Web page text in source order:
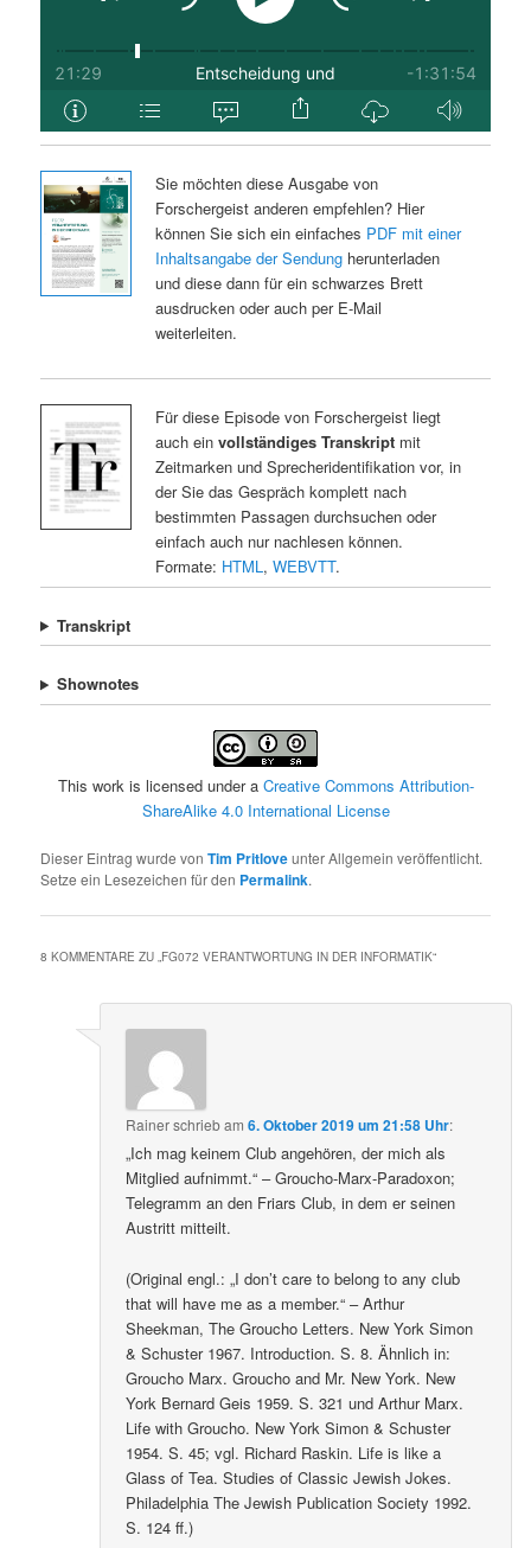
Sie möchten diese Ausgabe von
Forschergeist anderen empfehlen? Hier
können Sie sich ein einfaches PDF mit einer
Inhaltsangabe der Sendungherunterladen
und diese dann für ein schwarzes Brett
ausdrucken oder auch per E-Mail
weiterleiten.
Für diese Episode von Forschergeist liegt
auch ein vollständiges Transkriptmit
Zeitmarken und Sprecheridentifikation vor, in
der Sie das Gespräch komplett nach
bestimmten Passagen durchsuchen oder
einfach auch nur nachlesen können.
Formate: HTML, WEBVTT.
Transkript
Shownotes
This work is licensed under a Creative Commons Attribution-
ShareAlike 4.0 International License
Dieser Eintrag wurde vonTim Pritloveunter Allgemein veröffentlicht.
Setze ein Lesezeichen für den Permalink.
8 KOMMENTARE ZU „FG072 VERANTWORTUNG IN DER INFORMATIK“
Rainerschriebam6. Oktober 2019 um 21:58 Uhr:
„Ich mag keinem Club angehören, der mich als
Mitglied aufnimmt.“ – Groucho-Marx-Paradoxon;
Telegramm an den Friars Club, in dem er seinen
Austritt mitteilt.
(Original engl.: „I don’t care to belong to any club
that will have me as a member.“ – Arthur
Sheekman, The Groucho Letters. New York Simon
& Schuster 1967. Introduction. S. 8. Ähnlich in:
Groucho Marx. Groucho and Mr. New York. New
York Bernard Geis 1959. S. 321 und Arthur Marx.
Life with Groucho. New York Simon & Schuster
1954. S. 45; vgl. Richard Raskin. Life is like a
Glass of Tea. Studies of Classic Jewish Jokes.
Philadelphia The Jewish Publication Society 1992.
S. 124 ff.)